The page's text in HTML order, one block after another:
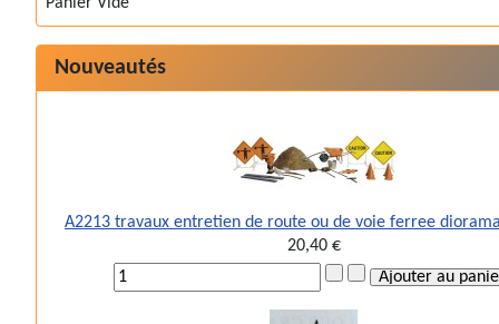
Panier Vide
Nouveautés
A2213 travaux entretien de route ou de voie ferree
20,40 €